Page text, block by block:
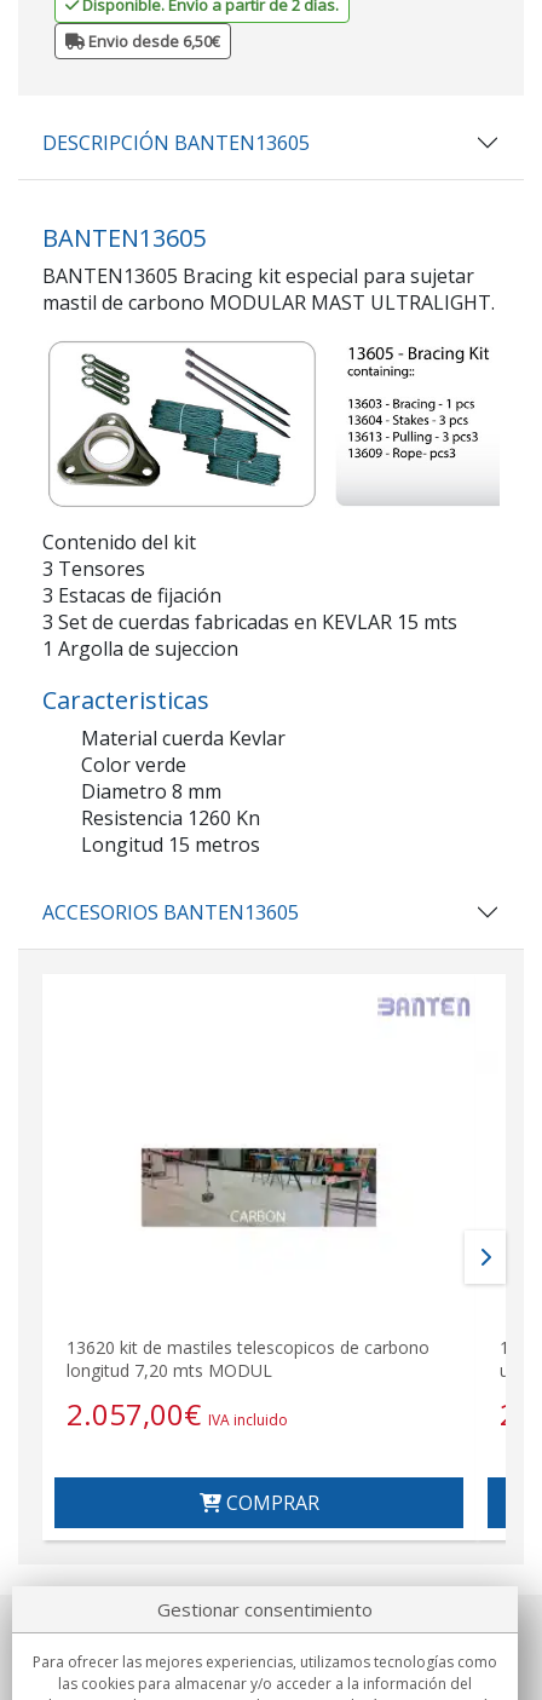
Disponible. Envío a partir de 2 días.
Envio desde 6,50€
DESCRIPCIÓN BANTEN13605
BANTEN13605
BANTEN13605 Bracing kit especial para sujetar
mastil de carbono MODULAR MAST ULTRALIGHT.
Contenido del kit
3 Tensores
3 Estacas de fijación
3 Set de cuerdas fabricadas en KEVLAR 15 mts
1 Argolla de sujeccion
Caracteristicas
Material cuerda Kevlar
Color verde
Diametro 8 mm
Resistencia 1260 Kn
Longitud 15 metros
ACCESORIOS BANTEN13605
13620 kit de mastiles telescopicos de carbono
longitud 7,20 mts MODUL
2.057,00€ IVA incluido
COMPRAR
Sobre nosotros
Gestionar consentimiento
Para ofrecer las mejores experiencias, utilizamos tecnologías como
las cookies para almacenar y/o acceder a la información del